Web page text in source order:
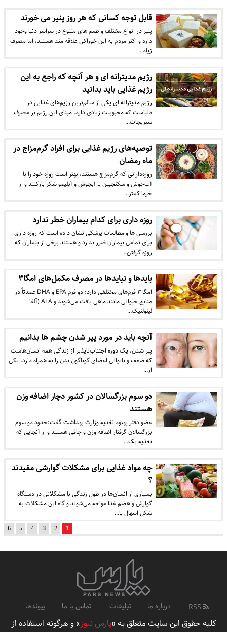
قابل توجه کسانی که هر روز پنیر می خورند
پنیر در انواع مختلف و طعم های متنوع در سراسر دنیا وجود
دارد و اکثر مردم به این خوراکی علاقه مند هستند، اما مصرف
زیاد…
رژیم مدیترانه ای و هر آنچه که راجع به این
رژیم غذایی باید بدانید
رژیم مدیترانه ای یکی از سالم‌ترین رژیم‌های غذایی در
دنیاست که محبوبیت زیادی دارد. مبنای این رژیم بر مصرف
سبزیجات…
توصیه‌های رژیم غذایی برای افراد گرم‌مزاج در
ماه رمضان
روزه‌دارانی که گرم‌مزاج هستند، بهتر است روزه خود را با
آب‌جوش و سکنجبین یا آبجوش و آبلیمو شکر بازکنند و از
خرما کمتر…
روزه داری برای کدام بیماران خطر ندارد
بررسی ها و مطالعات پزشکی نشان داده است که روزه داری
برای تمامی بیماران ضرر ندارد و هستند برخی از بیماران که
روزه گرفتن…
بایدها و نبایدها در مصرف مکمل‌های امگا۳
امگا ۳ فرم‌های مختلفی دارد؛ دو فرم EPA و DHA عمدتاً در
منابع حیوانی مانند ماهی یافت می‌شوند و ALA (آلفا
لینولنیک…
آنچه باید در مورد پیر شدن چشم‌ ها بدانیم
پیر شدن، یک دوره اجتناب‌ناپذیر از زندگی همه انسان‌هاست
که ضعف و ناتوانی اعضای گوناگون بدن را به همراه دارد. یکی
از…
دو سوم بزرگسالان در کشور دچار اضافه وزن
هستند
عضو دفتر بهبود تغذیه وزارت بهداشت گفت:حدود دو سوم
بزرگسالان گرفتار اضافه وزن و چاقی هستند و از آنجایی که
تغذیه یک…
چه مواد غذایی برای مشکلات گوارشی مفیدند
؟
بسیاری از انسان‌ها در طول زندگی با مشکلاتی در دستگاه
گوارش و هضم غذا مواجه می‌شوند و گاه این مشکلات به
شکل اسهال یا…
1
2
3
4
5
6
درباره ما تبلیغات تماس با ما پیوندها
کلیه حقوق این سایت متعلق به «پارس نیوز» و هرگونه استفاده از